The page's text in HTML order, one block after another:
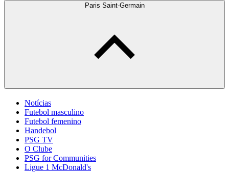
Paris Saint-Germain
Notícias
Futebol masculino
Futebol femenino
Handebol
PSG TV
O Clube
PSG for Communities
Ligue 1 McDonald's